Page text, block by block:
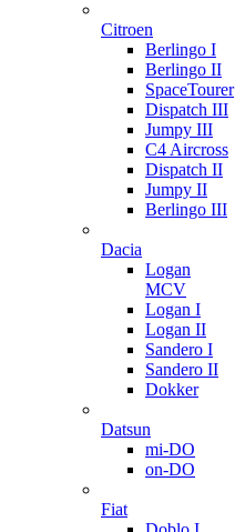
Citroen
Berlingo I
Berlingo II
SpaceTourer
Dispatch III
Jumpy III
C4 Aircross
Dispatch II
Jumpy II
Berlingo III
Dacia
Logan
MCV
Logan I
Logan II
Sandero I
Sandero II
Dokker
Datsun
mi-DO
on-DO
Fiat